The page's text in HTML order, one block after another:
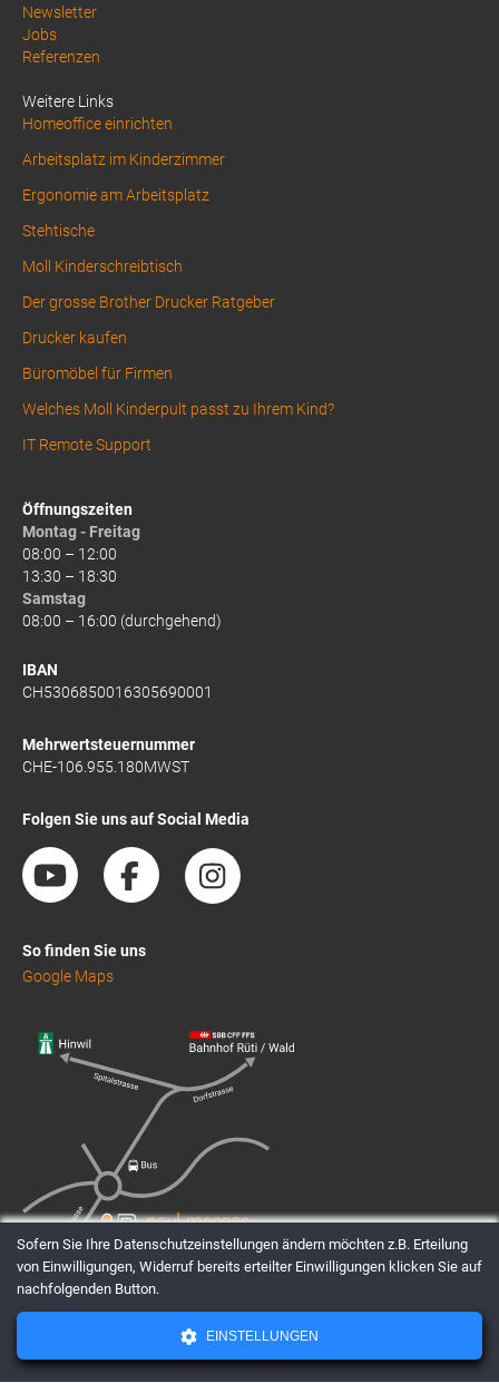
Above
Footer
Newsletter
Jobs
Referenzen
Weitere Links
Homeoffice einrichten
Arbeitsplatz im Kinderzimmer
Ergonomie am Arbeitsplatz
Stehtische
Moll Kinderschreibtisch
Der grosse Brother Drucker Ratgeber
Drucker kaufen
Büromöbel für Firmen
Welches Moll Kinderpult passt zu Ihrem Kind?
IT Remote Support
Öffnungszeiten
Montag - Freitag
08:00 – 12:00
13:30 – 18:30
Samstag
08:00 – 16:00 (durchgehend)
IBAN
CH5306850016305690001
Mehrwertsteuernummer
CHE-106.955.180MWST
Folgen Sie uns auf Social Media
So finden Sie uns
Google Maps
AGBsDatenschutzImpressum
Sofern Sie Ihre Datenschutzeinstellungen ändern möchten z.B. Erteilung
von Einwilligungen, Widerruf bereits erteilter Einwilligungen klicken Sie auf
nachfolgenden Button.
EINSTELLUNGEN